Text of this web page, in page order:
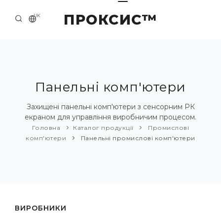
ПРОКСИС™
UK
ПРО НАС
ПРИКЛАДИ ТА РІШЕННЯ
КАТАЛОГ ПРОДУКЦІЇ
Панельні комп'ютери
Захищені панельні комп'ютери з сенсорним РК
екраном для управління виробничим процесом.
Головна Каталог продукції
Промислові
комп'ютери
Панельні промислові комп'ютери
ВИРОБНИКИ